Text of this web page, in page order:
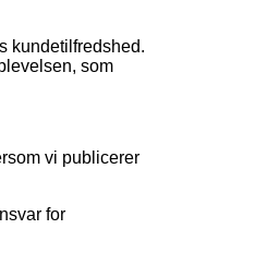
kundetilfredshed.
som
vi publicerer
for